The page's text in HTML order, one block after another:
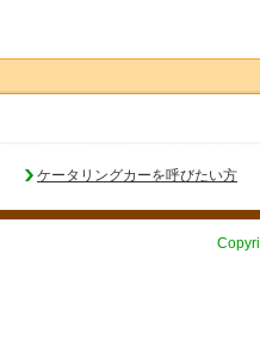
ケータリングカーを呼びたい方